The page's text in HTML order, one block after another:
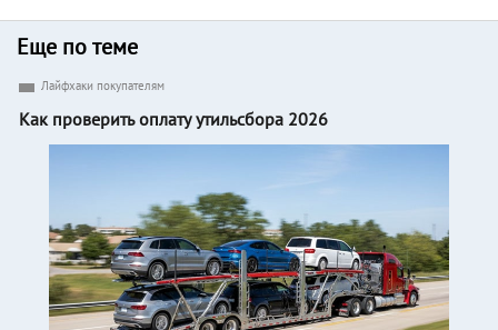
Еще по теме
Лайфхаки покупателям
Как проверить оплату утильсбора 2026